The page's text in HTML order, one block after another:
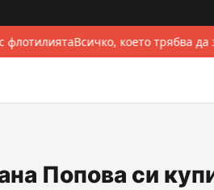
флотилиятаВсичко, което трябва да
Попова си